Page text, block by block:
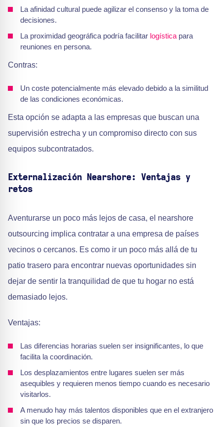
La afinidad cultural puede agilizar el consenso y la toma de
decisiones.
La proximidad geográfica podría facilitar logística para
reuniones en persona.
Contras:
Un coste potencialmente más elevado debido a la similitud
de las condiciones económicas.
Esta opción se adapta a las empresas que buscan una
supervisión estrecha y un compromiso directo con sus
equipos subcontratados.
Externalización Nearshore: Ventajas y
retos
Aventurarse un poco más lejos de casa, el nearshore
outsourcing implica contratar a una empresa de países
vecinos o cercanos. Es como ir un poco más allá de tu
patio trasero para encontrar nuevas oportunidades sin
dejar de sentir la tranquilidad de que tu hogar no está
demasiado lejos.
Ventajas:
Las diferencias horarias suelen ser insignificantes, lo que
facilita la coordinación.
Los desplazamientos entre lugares suelen ser más
asequibles y requieren menos tiempo cuando es necesario
visitarlos.
A menudo hay más talentos disponibles que en el extranjero
sin que los precios se disparen.